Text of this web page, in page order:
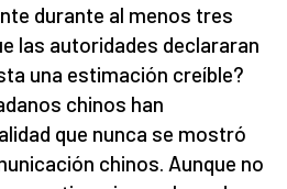
durante al menos tres
las autoridades declararan
una estimación creíble?
chinos han
que nunca se mostró
chinos. Aunque no